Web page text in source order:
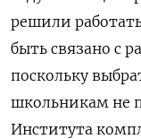
решили
быть связано с
поскольку
школьникам не
Института